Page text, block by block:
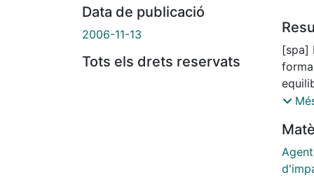
Data de publicació
2006-11-13
Tots els drets reservats
[spa]
los